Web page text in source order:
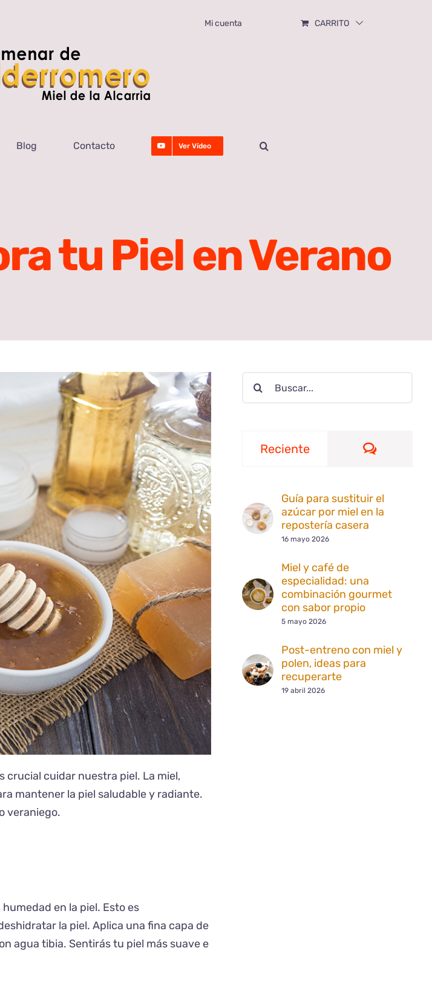
Mi cuenta CARRITO
Blog Contacto Ver Vídeo
tu Piel en Verano
crucial cuidar nuestra piel. La miel,
mantener la piel saludable y radiante.
veraniego.
en la piel. Esto es
la piel. Aplica una fina capa de
agua tibia. Sentirás tu piel más suave e
Buscar:
Reciente
Guía para sustituir el
azúcar por miel en la
repostería casera
16 mayo 2026
Miel y café de
especialidad: una
combinación gourmet
con sabor propio
5 mayo 2026
Post-entreno con miel y
polen, ideas para
recuperarte
19 abril 2026